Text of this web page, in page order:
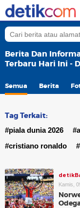
Berita Dan
Terbaru Hari Ini -
Semua Berita
Tag Terkait:
#piala dunia 2026
#cristiano ronaldo
Kamis,